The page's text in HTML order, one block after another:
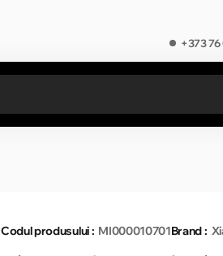
+373
Codul produsului : MI000010701Brand :